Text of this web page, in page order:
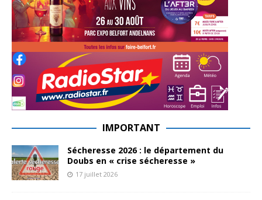
IMPORTANT
Sécheresse 2026 : le département du
Doubs en « crise sécheresse »
17 juillet 2026